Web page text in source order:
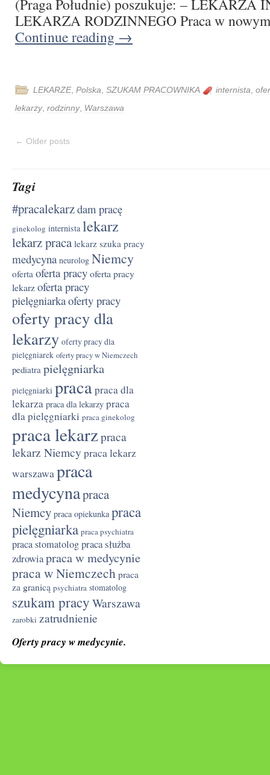
(Praga Południe) poszukuje: – LEKARZA
LEKARZA RODZINNEGO Praca w
Continue reading →
LEKARZE, Polska SZUKAM PRACOWNIKA internista
lekarzy, rodzinny, Warszawa
← Older posts
Tagi
#pracalekarzdam pracę
ginekolog internista lekarz
lekarz praca lekarz szuka pracy
medycyna neurolog Niemcy
oferta oferta pracyoferta pracy
lekarzoferta pracy
pielęgniarkaoferty pracy
oferty pracy dla
lekarzy oferty pracy dla
pielęgniarek oferty pracy w Niemczech
pediatra pielęgniarka
pielęgniarki pracapraca dla
lekarza praca dla lekarzy praca
dla pielęgniarki praca ginekolog
praca lekarzpraca
lekarz Niemcy praca lekarz
warszawapraca
medycynapraca
Niemcy praca opiekunka praca
pielęgniarka praca psychiatra
praca stomatologpraca służba
zdrowiapraca w medycynie
praca w Niemczechpraca
za granicą psychiatra stomatolog
szukam pracyWarszawa
zarobki zatrudnienie
Oferty pracy w medycynie.